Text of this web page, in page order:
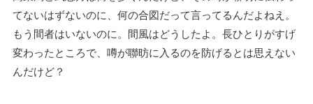
てないはずないのに、何の合図だって言ってるんだよねえ。
もう間者はいないのに。間風はどうしたよ。長ひとりがすげ
変わったところで、噂が聯昉に入るのを防げるとは思えない
んだけど？